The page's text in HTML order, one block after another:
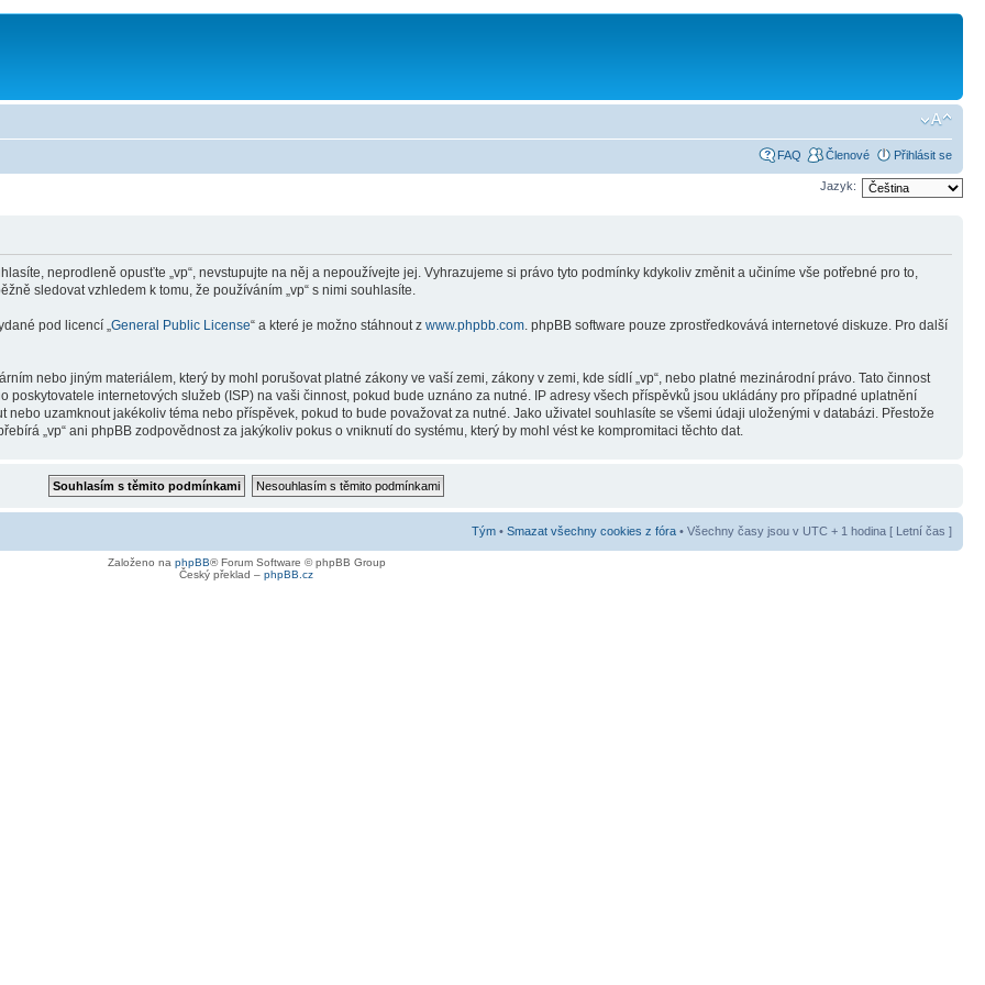
FAQ Členové Přihlásit se
Jazyk:
neprodleně opusťte „vp“, nevstupujte na něj a nepoužívejte jej. Vyhrazujeme si právo tyto podmínky kdykoliv změnit a učiníme vše potřebné pro to,
sledovat vzhledem k tomu, že používáním „vp“ s nimi souhlasíte.
pod licencí „General Public License“ a které je možno stáhnout z www.phpbb.com. phpBB software pouze zprostředkovává internetové diskuze. Pro další
nebo jiným materiálem, který by mohl porušovat platné zákony ve vaší zemi, zákony v zemi, kde sídlí „vp“, nebo platné mezinárodní právo. Tato činnost
internetových služeb (ISP) na vaši činnost, pokud bude uznáno za nutné. IP adresy všech příspěvků jsou ukládány pro případné uplatnění
nebo uzamknout jakékoliv téma nebo příspěvek, pokud to bude považovat za nutné. Jako uživatel souhlasíte se všemi údaji uloženými v databázi. Přestože
„vp“ ani phpBB zodpovědnost za jakýkoliv pokus o vniknutí do systému, který by mohl vést ke kompromitaci těchto dat.
Tým • Smazat všechny cookies z fóra • Všechny časy jsou v UTC + 1 hodina [ Letní čas ]
Založeno na phpBB® Forum Software © phpBB Group
Český překlad – phpBB.cz